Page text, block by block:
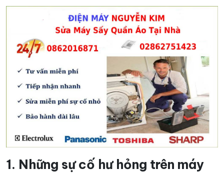
1. Những sự cố hư hỏng trên máy